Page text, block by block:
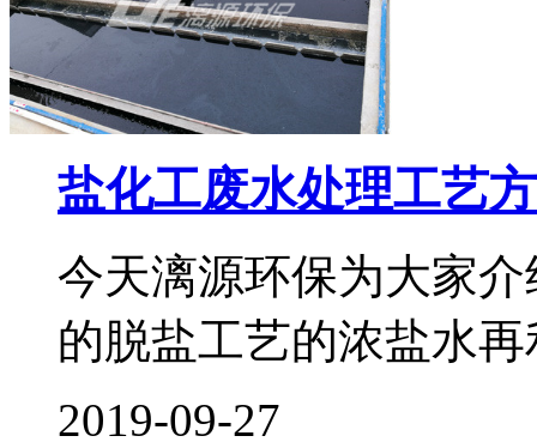
盐化工废水处理工艺
今天漓源环保为大家
的脱盐工艺的浓盐水
2019-09-27